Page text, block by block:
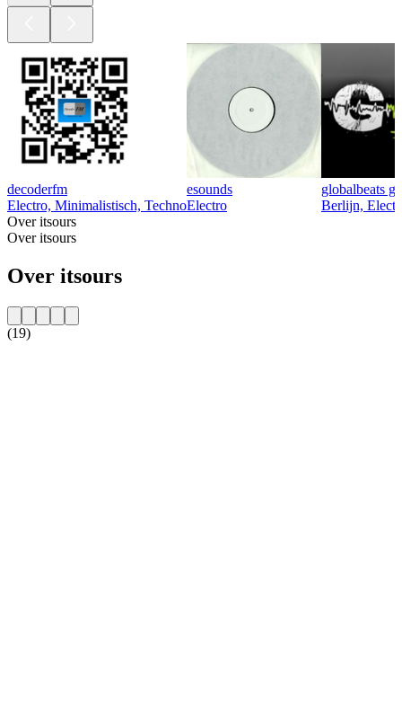
decoderfm
Electro, Minimalistisch, Techno
esounds
Electro
globalbeats
Berlijn,
Over itsours
Over itsours
Over itsours
(19)